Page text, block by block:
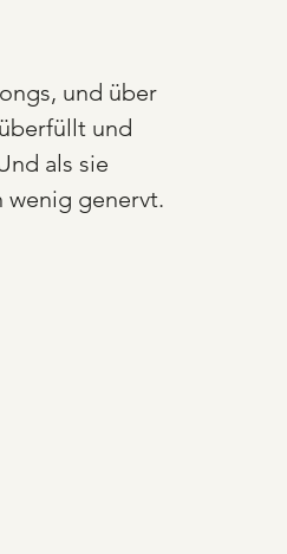
und über
und
als sie
wenig genervt.